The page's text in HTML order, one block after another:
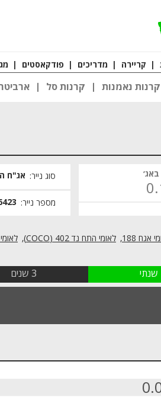
קריירה מדריכים פודקאסטים
קרנות נאמנות קרנות סל
באג׳ סוג נייר: אג"ח
מספר נייר:
אגח 188 לאומי התח נד 402 (COCO) לאומי
שנתי 3 שנים